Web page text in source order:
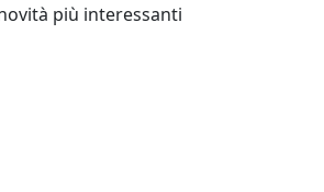
più interessanti